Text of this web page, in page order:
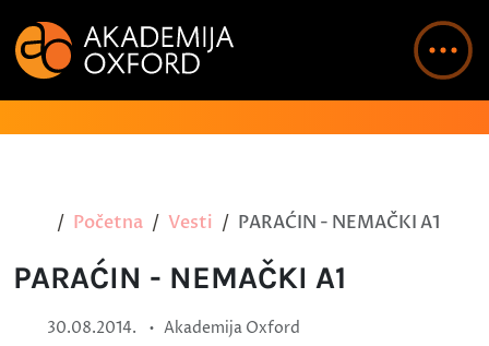
Početna Vesti PARAĆIN - NEMAČKI A1
PARAĆIN - NEMAČKI A1
30.08.2014. • Akademija Oxford